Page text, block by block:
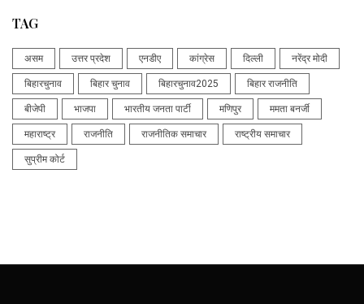
TAG
असम उत्तर प्रदेश एनडीए कांग्रेस दिल्ली नरेंद्र मोदी
बिहारचुनाव बिहार चुनाव बिहारचुनाव2025 बिहार राजनीति
बीजेपी भाजपा भारतीय जनता पार्टी मणिपुर ममता बनर्जी
महाराष्ट्र राजनीति राजनीतिक समाचार राष्ट्रीय समाचार
सुप्रीम कोर्ट